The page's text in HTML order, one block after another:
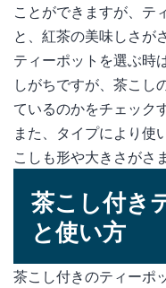
ことができますが、テ
と、紅茶の美味しさが
ティーポットを選ぶ時
しがちですが、茶こし
ているのかをチェック
また、タイプにより使
こしも形や大きさがさ
茶こし付き
と使い方
茶こし付きのティーポ